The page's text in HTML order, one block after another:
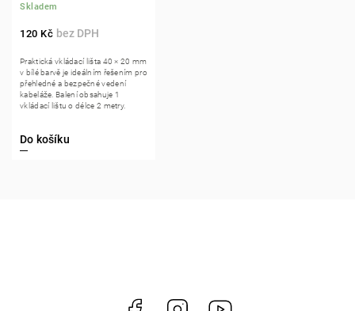
Skladem
120 Kč
Do košíku
Praktická vkládací lišta 40 × 20 mm
v bílé barvě je ideálním řešením pro
přehledné a bezpečné vedení
kabeláže. Balení obsahuje 1
vkládací lištu o délce 2 metry.
Facebook Instagram